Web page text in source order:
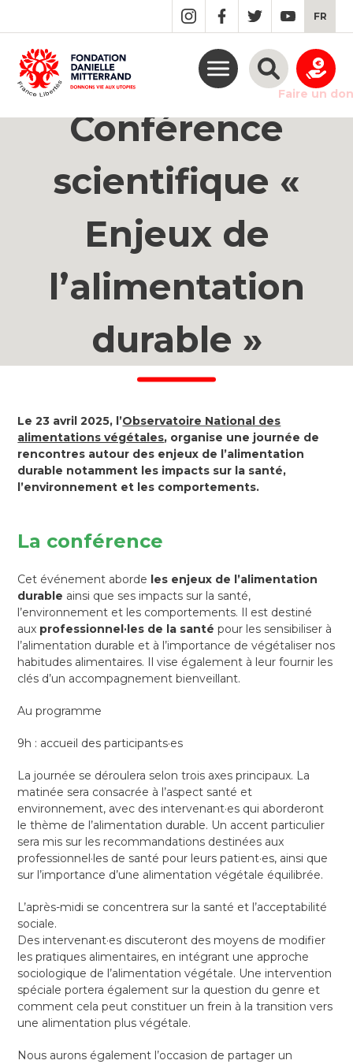
MAIN
CONTENT
FR
Faire un don
Conférence
scientifique «
Enjeux de
l’alimentation
durable »
Le 23 avril 2025, l’Observatoire National des
alimentations végétales, organise une journée de
rencontres autour des enjeux de l’alimentation
durable notamment les impacts sur la santé,
l’environnement et les comportements.
La conférence
Cet événement aborde les enjeux de l’alimentation
durable ainsi que ses impacts sur la santé,
l’environnement et les comportements. Il est destiné
aux professionnel·les de la santé pour les sensibiliser à
l’alimentation durable et à l’importance de végétaliser nos
habitudes alimentaires. Il vise également à leur fournir les
clés d’un accompagnement bienveillant.
Au programme
9h : accueil des participants·es
La journée se déroulera selon trois axes principaux. La
matinée sera consacrée à l’aspect santé et
environnement, avec des intervenant·es qui aborderont
le thème de l’alimentation durable. Un accent particulier
sera mis sur les recommandations destinées aux
professionnel·les de santé pour leurs patient·es, ainsi que
sur l’importance d’une alimentation végétale équilibrée.
L’après-midi se concentrera sur la santé et l’acceptabilité
sociale.
Des intervenant·es discuteront des moyens de modifier
les pratiques alimentaires, en intégrant une approche
sociologique de l’alimentation végétale. Une intervention
spéciale portera également sur la question du genre et
comment cela peut constituer un frein à la transition vers
une alimentation plus végétale.
Nous aurons également l’occasion de partager un